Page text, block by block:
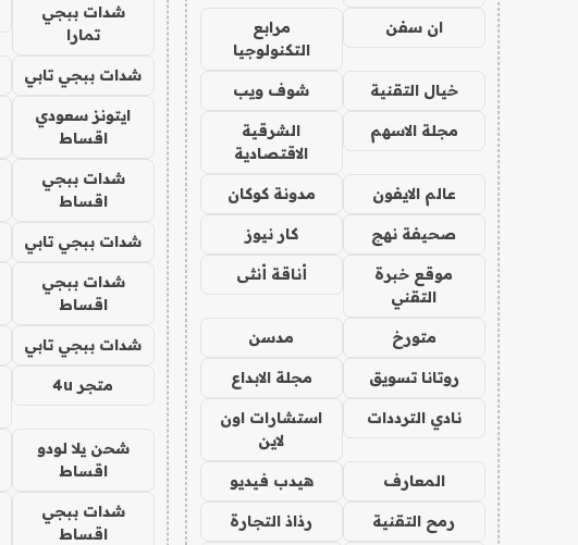
ان سفن
مرابع
التكنولوجيا
خيال التقنية شوف ويب
مجلة الاسهم
الشرقية
الاقتصادية
عالم الايفون مدونة كوكان
صحيفة نهج كار نيوز
موقع خبرة
التقني
أناقة أنثى
متورخ مدسن
روتانا تسويق مجلة الابداع
نادي الترددات
استشارات اون
لاين
المعارف هيدب فيديو
رمح التقنية رذاذ التجارة
شدات ببجي
تمارا
شدات ببجي تابي
ايتونز سعودي
اقساط
شدات ببجي
اقساط
شدات ببجي تابي
شدات ببجي
اقساط
شدات ببجي تابي
متجر 4u
شحن يلا لودو
اقساط
شدات ببجي
اقساط